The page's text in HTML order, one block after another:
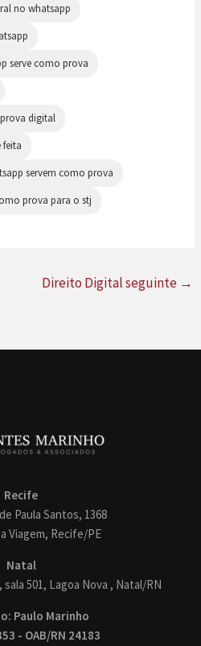
no whatsapp
serve como prova
digital
servem como prova
prova para o stj
Direito Digital seguinte →
Recife
Paula Santos, 1368
Viagem, Recife/PE
Natal
501, Lagoa Nova , Natal/RN
Paulo Marinho
- OAB/RN 24183